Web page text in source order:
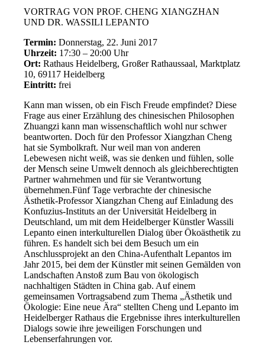
VORTRAG VON PROF. CHENG XIANGZHAN
UND DR. WASSILI LEPANTO
Termin: Donnerstag, 22. Juni 2017
Uhrzeit: 17:30 – 20:00 Uhr
Ort: Rathaus Heidelberg, Großer Rathaussaal, Marktplatz
10, 69117 Heidelberg
Eintritt: frei
Kann man wissen, ob ein Fisch Freude empfindet? Diese
Frage aus einer Erzählung des chinesischen Philosophen
Zhuangzi kann man wissenschaftlich wohl nur schwer
beantworten. Doch für den Professor Xiangzhan Cheng
hat sie Symbolkraft. Nur weil man von anderen
Lebewesen nicht weiß, was sie denken und fühlen, solle
der Mensch seine Umwelt dennoch als gleichberechtigten
Partner wahrnehmen und für sie Verantwortung
übernehmen.Fünf Tage verbrachte der chinesische
Ästhetik-Professor Xiangzhan Cheng auf Einladung des
Konfuzius-Instituts an der Universität Heidelberg in
Deutschland, um mit dem Heidelberger Künstler Wassili
Lepanto einen interkulturellen Dialog über Ökoästhetik zu
führen. Es handelt sich bei dem Besuch um ein
Anschlussprojekt an den China-Aufenthalt Lepantos im
Jahr 2015, bei dem der Künstler mit seinen Gemälden von
Landschaften Anstoß zum Bau von ökologisch
nachhaltigen Städten in China gab. Auf einem
gemeinsamen Vortragsabend zum Thema „Ästhetik und
Ökologie: Eine neue Ära“ stellten Cheng und Lepanto im
Heidelberger Rathaus die Ergebnisse ihres interkulturellen
Dialogs sowie ihre jeweiligen Forschungen und
Lebenserfahrungen vor.